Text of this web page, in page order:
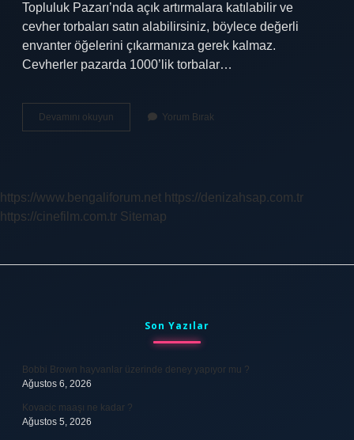
Topluluk Pazarı’nda açık artırmalara katılabilir ve
cevher torbaları satın alabilirsiniz, böylece değerli
envanter öğelerini çıkarmanıza gerek kalmaz.
Cevherler pazarda 1000’lik torbalar…
Devamını okuyun
Cevher
Yorum Bırak
https://www.bengaliforum.net https://denizahsap.com.tr
https://cinefilm.com.tr Sitemap
Son Yazılar
Bobbi Brown hayvanlar üzerinde deney yapıyor mu ?
Ağustos 6, 2026
Kovacic maaşı ne kadar ?
Ağustos 5, 2026